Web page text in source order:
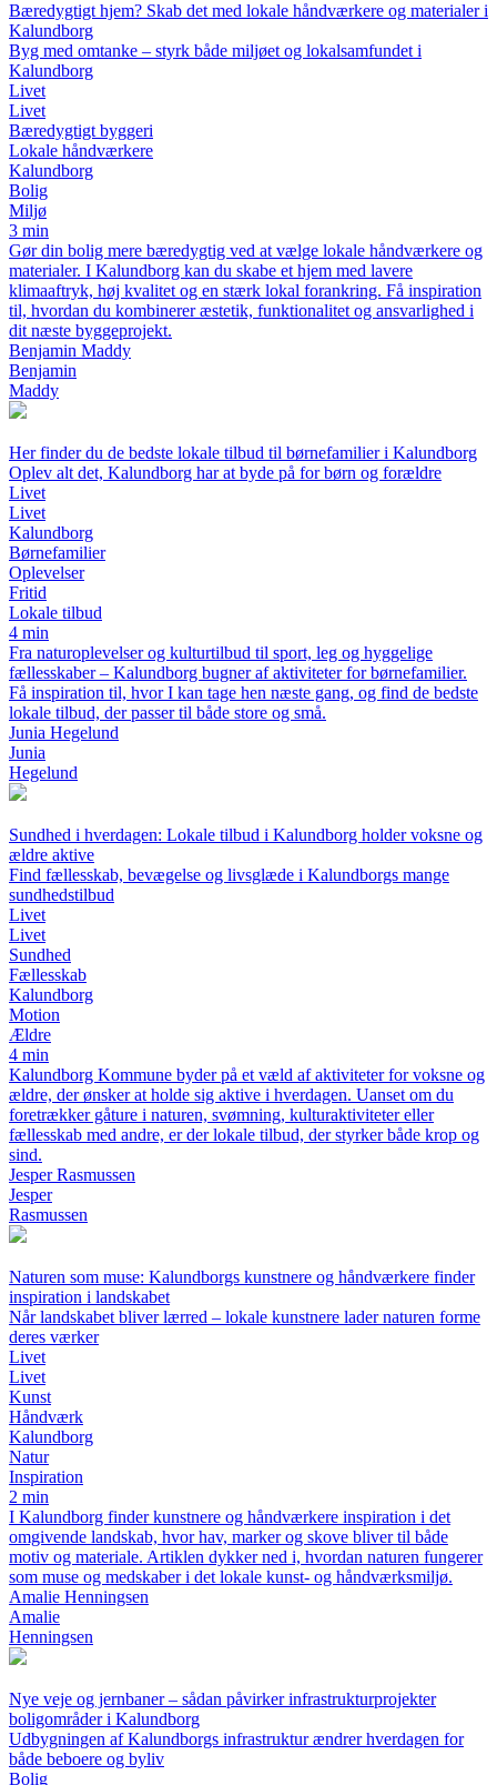
Bæredygtigt hjem? Skab det med lokale håndværkere og materialer i
Kalundborg
Byg med omtanke – styrk både miljøet og lokalsamfundet i
Kalundborg
Livet
Livet
Bæredygtigt byggeri
Lokale håndværkere
Kalundborg
Bolig
Miljø
3 min
Gør din bolig mere bæredygtig ved at vælge lokale håndværkere og
materialer. I Kalundborg kan du skabe et hjem med lavere
klimaaftryk, høj kvalitet og en stærk lokal forankring. Få inspiration
til, hvordan du kombinerer æstetik, funktionalitet og ansvarlighed i
dit næste byggeprojekt.
Benjamin Maddy
Benjamin
Maddy
Her finder du de bedste lokale tilbud til børnefamilier i Kalundborg
Oplev alt det, Kalundborg har at byde på for børn og forældre
Livet
Livet
Kalundborg
Børnefamilier
Oplevelser
Fritid
Lokale tilbud
4 min
Fra naturoplevelser og kulturtilbud til sport, leg og hyggelige
fællesskaber – Kalundborg bugner af aktiviteter for børnefamilier.
Få inspiration til, hvor I kan tage hen næste gang, og find de bedste
lokale tilbud, der passer til både store og små.
Junia Hegelund
Junia
Hegelund
Sundhed i hverdagen: Lokale tilbud i Kalundborg holder voksne og
ældre aktive
Find fællesskab, bevægelse og livsglæde i Kalundborgs mange
sundhedstilbud
Livet
Livet
Sundhed
Fællesskab
Kalundborg
Motion
Ældre
4 min
Kalundborg Kommune byder på et væld af aktiviteter for voksne og
ældre, der ønsker at holde sig aktive i hverdagen. Uanset om du
foretrækker gåture i naturen, svømning, kulturaktiviteter eller
fællesskab med andre, er der lokale tilbud, der styrker både krop og
sind.
Jesper Rasmussen
Jesper
Rasmussen
Naturen som muse: Kalundborgs kunstnere og håndværkere finder
inspiration i landskabet
Når landskabet bliver lærred – lokale kunstnere lader naturen forme
deres værker
Livet
Livet
Kunst
Håndværk
Kalundborg
Natur
Inspiration
2 min
I Kalundborg finder kunstnere og håndværkere inspiration i det
omgivende landskab, hvor hav, marker og skove bliver til både
motiv og materiale. Artiklen dykker ned i, hvordan naturen fungerer
som muse og medskaber i det lokale kunst- og håndværksmiljø.
Amalie Henningsen
Amalie
Henningsen
Nye veje og jernbaner – sådan påvirker infrastrukturprojekter
boligområder i Kalundborg
Udbygningen af Kalundborgs infrastruktur ændrer hverdagen for
både beboere og byliv
Bolig